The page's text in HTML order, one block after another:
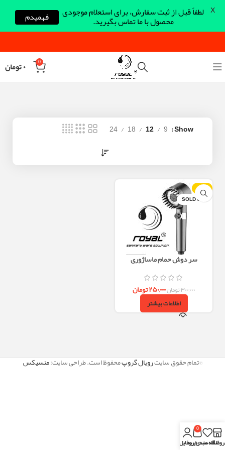
0 ۰تومان
Show
9
12
18
24
-17%
SOLD OUT
سر دوش حمام ماساژوری
۳۰۰,۰۰۰تومان۲۵۰,۰۰۰تومان
اطلاعات بیشتر
©تمام حقوق سایترویال گروپمحفوظ است. طراحی سایت:منسیکس
لطفاً قبل از ثبت سفارش، برای استعلام موجودی
محصول با ما تماس بگیرید. فهمیدم X
علاقه مندی
0
سبد خریدپروفایل